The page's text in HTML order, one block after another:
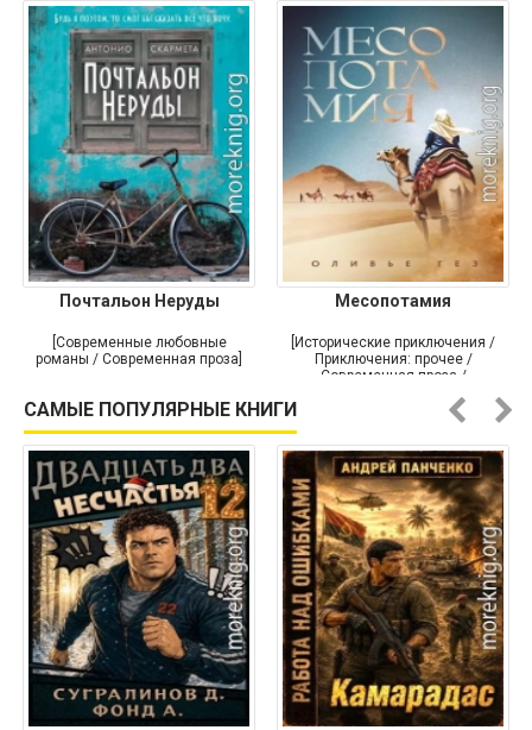
Почтальон Неруды
[Современные любовные
романы / Современная проза]
Месопотамия
[Исторические приключения /
Приключения: прочее /
Современная проза /
САМЫЕ ПОПУЛЯРНЫЕ КНИГИ